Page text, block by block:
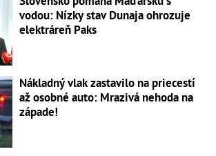
vodou: Nízky stav Dunaja ohrozuje
elektráreň Paks
Nákladný vlak zastavilo na priecestí
až osobné auto: Mrazivá nehoda na
západe!